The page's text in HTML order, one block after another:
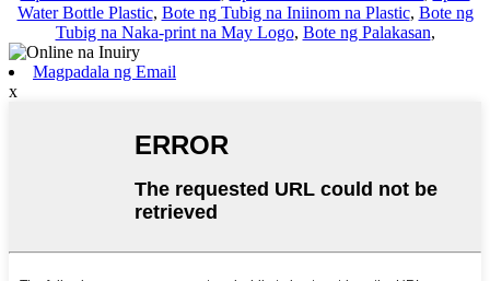
Water Bottle Plastic, Bote ng Tubig na Iniinom na Plastic, Bote ng
Tubig na Naka-print na May Logo, Bote ng Palakasan,
Magpadala ng Email
x